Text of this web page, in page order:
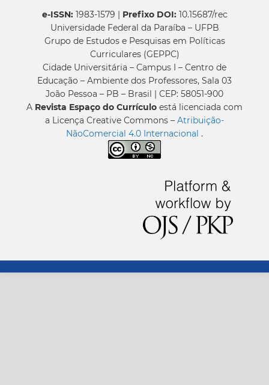
e-ISSN:1983-1579 | Prefixo DOI:10.15687/rec
Universidade Federal da Paraíba – UFPB
Grupo de Estudos e Pesquisas em Políticas
Curriculares (GEPPC)
Cidade Universitária – Campus I – Centro de
Educação – Ambiente dos Professores, Sala 03
João Pessoa – PB – Brasil | CEP: 58051-900
A Revista Espaço do Currículo está licenciada com
a Licença Creative Commons – Atribuição-
NãoComercial 4.0 Internacional .